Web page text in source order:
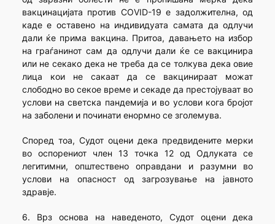
вакцинацијата против COVID-19 e задолжителна, од
каде е оставено на индивидуата самата да одлучи
дали ќе прима вакцина. Притоа, давањето на избор
на граѓанинот сам да одлучи дали ќе се вакцинира
или не секако дека не треба да се толкува дека овие
лица кои не сакаат да се вакцинираат можат
слободно во секое време и секаде да престојуваат во
услови на светска пандемија и во услови кога бројот
на заболени и починати енормно се зголемува.
Според тоа, Судот оцени дека предвидените мерки
во оспорениот член 13 точка 12 од Одлуката се
легитимни, општествено оправдани и разумни во
услови на опасност од загрозување на јавното
здравје.
6. Врз основа на наведеното, Судот оцени дека